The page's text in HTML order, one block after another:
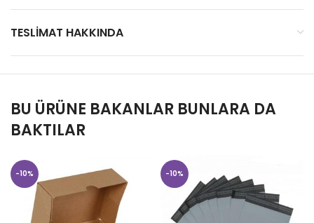
TESLIMAT HAKKINDA
BU ÜRÜNE BAKANLAR BUNLARA DA
BAKTILAR
-10% -10%